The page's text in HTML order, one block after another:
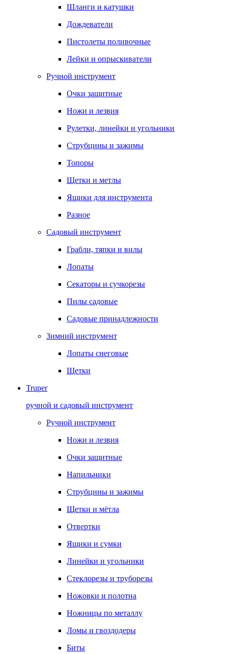
Шланги и катушки
Дождеватели
Пистолеты поливочные
Лейки и опрыскиватели
Ручной инструмент
Очки защитные
Ножи и лезвия
Рулетки, линейки и угольники
Струбцины и зажимы
Топоры
Щетки и метлы
Ящики для инструмента
Разное
Садовый инструмент
Грабли, тяпки и вилы
Лопаты
Секаторы и сучкорезы
Пилы садовые
Садовые принадлежности
Зимний инструмент
Лопаты снеговые
Щетки
Truper
ручной и садовый инструмент
Ручной инструмент
Ножи и лезвия
Очки защитные
Напильники
Струбцины и зажимы
Щетки и мётла
Отвертки
Ящики и сумки
Линейки и угольники
Стеклорезы и труборезы
Ножовки и полотна
Ножницы по металлу
Ломы и гвоздодеры
Биты